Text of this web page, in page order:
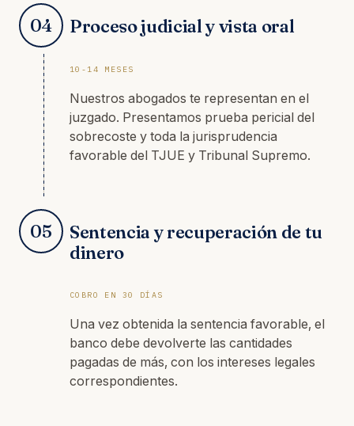
04 Proceso judicial y vista oral
10-14 MESES
Nuestros abogados te representan en el
juzgado. Presentamos prueba pericial del
sobrecoste y toda la jurisprudencia
favorable del TJUE y Tribunal Supremo.
05
Sentencia y recuperación de tu
dinero
COBRO EN 30 DÍAS
Una vez obtenida la sentencia favorable, el
banco debe devolverte las cantidades
pagadas de más, con los intereses legales
correspondientes.